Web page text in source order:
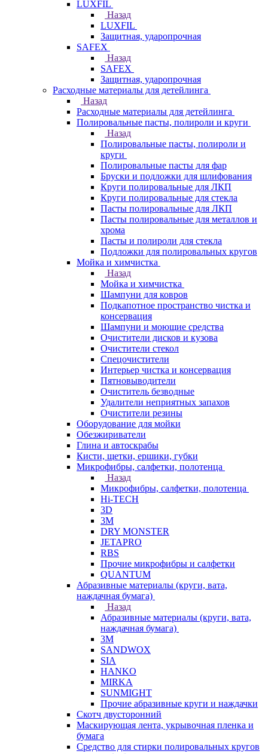
LUXFIL
Назад
LUXFIL
Защитная, ударопрочная
SAFEX
Назад
SAFEX
Защитная, ударопрочная
Расходные материалы для детейлинга
Назад
Расходные материалы для детейлинга
Полировальные пасты, полироли и круги
Назад
Полировальные пасты, полироли и
круги
Полировальные пасты для фар
Бруски и подложки для шлифования
Круги полировальные для ЛКП
Круги полировальные для стекла
Пасты полировальные для ЛКП
Пасты полировальные для металлов и
хрома
Пасты и полироли для стекла
Подложки для полировальных кругов
Мойка и химчистка
Назад
Мойка и химчистка
Шампуни для ковров
Подкапотное пространство чистка и
консервация
Шампуни и моющие средства
Очистители дисков и кузова
Очистители стекол
Спецочистители
Интерьер чистка и консервация
Пятновыводители
Очиститель безводные
Удалители неприятных запахов
Очистители резины
Оборудование для мойки
Обезжириватели
Глина и автоскрабы
Кисти, щетки, ершики, губки
Микрофибры, салфетки, полотенца
Назад
Микрофибры, салфетки, полотенца
Hi-TECH
3D
3М
DRY MONSTER
JETAPRO
RBS
Прочие микрофибры и салфетки
QUANTUM
Абразивные материалы (круги, вата,
наждачная бумага)
Назад
Абразивные материалы (круги, вата,
наждачная бумага)
3М
SANDWOX
SIA
HANKO
MIRKA
SUNMIGHT
Прочие абразивные круги и наждачки
Скотч двусторонний
Маскирующая лента, укрывочная пленка и
бумага
Средство для стирки полировальных кругов